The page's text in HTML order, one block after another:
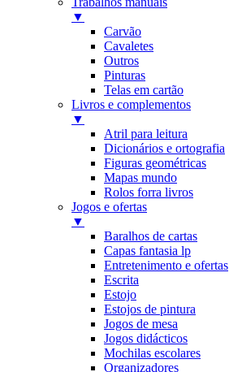
▼
Carvão
Cavaletes
Outros
Pinturas
Telas em cartão
Livros e complementos
▼
Atril para leitura
Dicionários e ortografia
Figuras geométricas
Mapas mundo
Rolos forra livros
Jogos e ofertas
▼
Baralhos de cartas
Capas fantasia lp
Entretenimento e ofertas
Escrita
Estojo
Estojos de pintura
Jogos de mesa
Jogos didácticos
Mochilas escolares
Organizadores